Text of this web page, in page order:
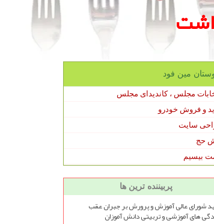
مین فود
مجلس ، کاندیدای مجلس
و فروش خودرو
سایت
حج
بیسیم
پربیننده ترین ها
شورای عالی آموزش و پرورش بر جبران عقب
های آموزشی و تربیتی دانش آموزان